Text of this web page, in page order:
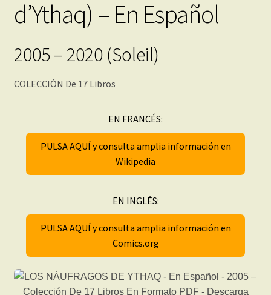
d’Ythaq) – En Español
2005 – 2020 (Soleil)
COLECCIÓN De 17 Libros
EN FRANCÉS:
PULSA AQUÍ y consulta amplia información en
Wikipedia
EN INGLÉS:
PULSA AQUÍ y consulta amplia información en
Comics.org